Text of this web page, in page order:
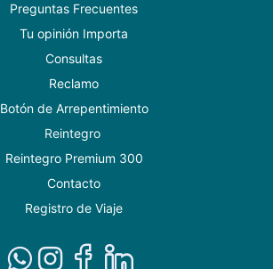
Preguntas Frecuentes
Tu opinión Importa
Consultas
Reclamo
Botón de Arrepentimiento
Reintegro
Reintegro Premium 300
Contacto
Registro de Viaje